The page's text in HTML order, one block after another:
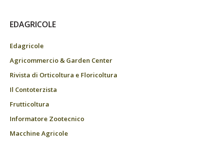
EDAGRICOLE
Edagricole
Agricommercio & Garden Center
Rivista di Orticoltura e Floricoltura
Il Contoterzista
Frutticoltura
Informatore Zootecnico
Macchine Agricole